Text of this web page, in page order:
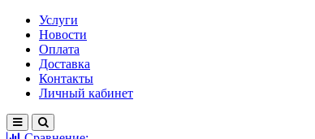
Услуги
Новости
Оплата
Доставка
Контакты
Личный кабинет